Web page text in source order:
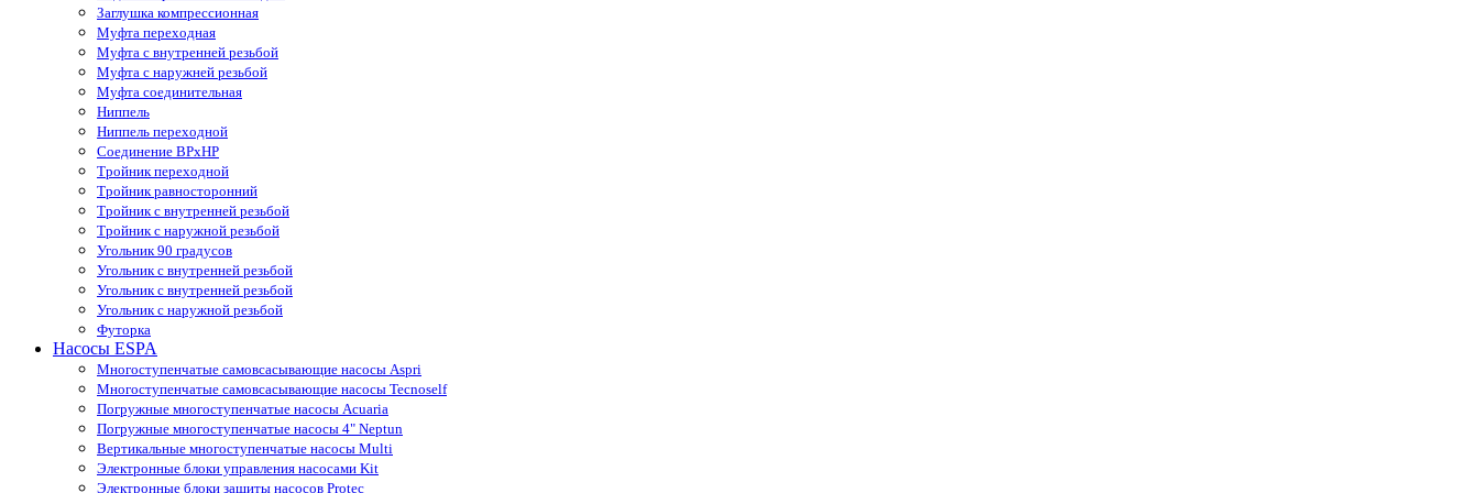
Заглушка компрессионная
Муфта переходная
Муфта с внутренней резьбой
Муфта с наружней резьбой
Муфта соединительная
Ниппель
Ниппель переходной
Соединение ВРхНР
Тройник переходной
Тройник равносторонний
Тройник с внутренней резьбой
Тройник с наружной резьбой
Угольник 90 градусов
Угольник c внутренней резьбой
Угольник с внутренней резьбой
Угольник с наружной резьбой
Футорка
Насосы ESPA
Многоступенчатые самовсасывающие насосы Aspri
Многоступенчатые самовсасывающие насосы Tecnoself
Погружные многоступенчатые насосы Acuaria
Погружные многоступенчатые насосы 4" Neptun
Вертикальные многоступенчатые насосы Multi
Электронные блоки управления насосами Kit
Электронные блоки защиты насосов Protec